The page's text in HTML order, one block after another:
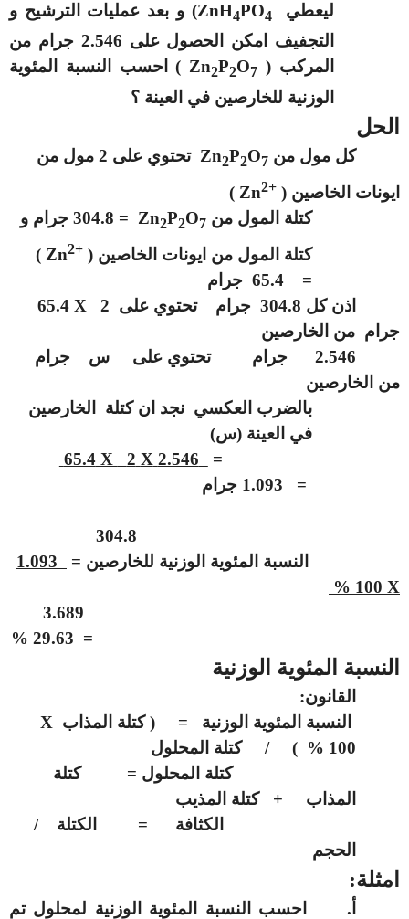
ليعطي ZnH4PO4
) و بعد عمليات الترشيح و
التجفيف امكن الحصول على 2.546 جرام من
المركب (
Zn2P2O7
) احسب النسبة المئوية
الوزنية للخارصين في العينة ؟
الحل
كل مول من Zn2P2O7
تحتوي على 2 مول من
ايونات الخاصين ( +2
Zn
)
كتلة المول من
Zn2P2O7
= 304.8 جرام و
كتلة المول من ايونات الخاصين ( +2
Zn
)
= 65.4 جرام
اذن كل 304.8 جرام تحتوي على 2
X
جرام من الخارصين
2.546 جرام تحتوي على س جرام
من الخارصين
بالضرب العكسي نجد ان كتلة الخارصين
في العينة (س)
=
X
X
65.4
= 1.093 جرام
304.8
النسبة المئوية الوزنية للخارصين =
X
= 29.63 %
النسبة المئوية الوزنية
القانون:
النسبة المئوية الوزنية = ( كتلة المذاب X
100 % ) / كتلة المحلول
كتلة المحلول = كتلة
المذاب + كتلة المذيب
الكثافة = الكتلة /
الحجم
امثلة:
أ‌.
احسب النسبة المئوية الوزنية لمحلول تم